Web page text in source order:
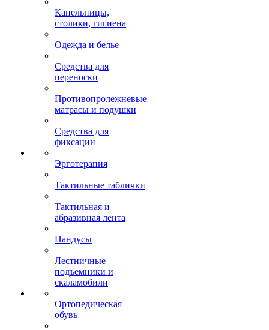
Капельницы,
столики, гигиена
Одежда и белье
Средства для
переноски
Противопролежневые
матрасы и подушки
Средства для
фиксации
Эрготерапия
Тактильные таблички
Тактильная и
абразивная лента
Пандусы
Лестничные
подъемники и
скаламобили
Ортопедическая
обувь